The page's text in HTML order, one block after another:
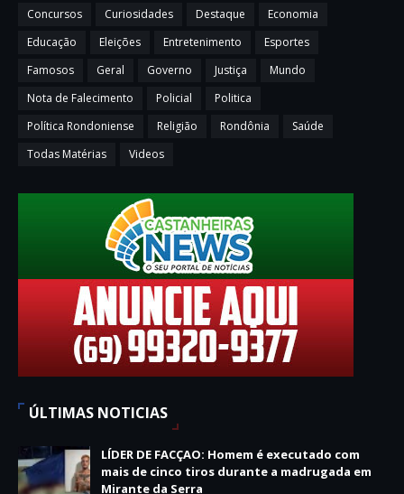
Concursos
Curiosidades Destaque
Economia
Educação
Eleições Entretenimento
Esportes
Famosos
Geral Governo Justiça
Mundo
Nota de Falecimento
Policial
Politica
Política Rondoniense
Religião Rondônia
Saúde
Todas Matérias
Videos
ÚLTIMAS NOTICIAS
LÍDER DE FACÇAO: Homem é executado com
mais de cinco tiros durante a madrugada em
Mirante da Serra